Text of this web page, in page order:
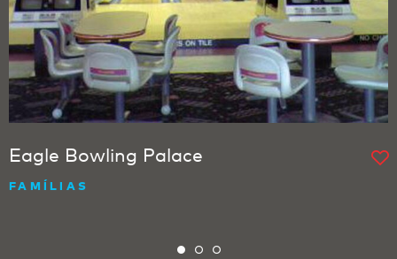
Eagle Bowling Palace
FAMÍLIAS